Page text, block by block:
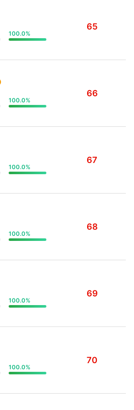
100.0%
65
100.0%
66
100.0%
67
100.0%
68
100.0%
69
100.0%
70